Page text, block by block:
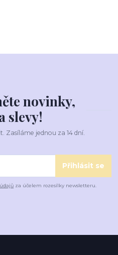
novinky,
slevy!
Zasíláme jednou za 14 dní.
Přihlásit se
za účelem rozesílky newsletteru.